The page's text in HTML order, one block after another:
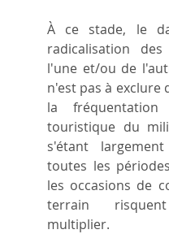
À ce stade, le
radicalisation
l'une et/ou de
n'est pas à exclure
la
touristique du
s'étant
toutes les
les occasions de
terrain
multiplier.